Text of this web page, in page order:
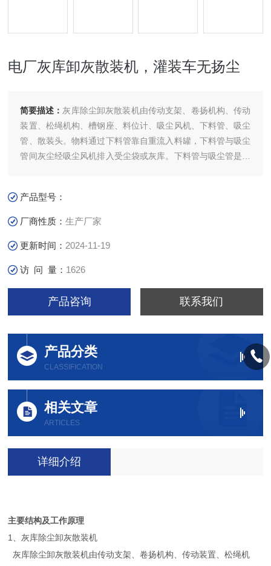
电厂灰库卸灰散装机，灌装车无扬尘
简要描述： 灰库除尘卸灰散装机由传动支架、卷扬机构、传动
装置、松绳机构、槽钢座、料位计、吸尘风机、下料管、吸尘
管、散装头。物料通过下料管靠自重流入料罐，下料管与吸尘
管间灰尘经吸尘风机排入受尘袋或灰库。下料管与吸尘管是可
散装机，灌装车无扬尘
产品型号：
厂商性质：生产厂家
更新时间： 2024-11-19
访 问 量： 1626
产品咨询 联系我们
产品分类
CLASSIFICATION
相关文章
ARTICLES
详细介绍
主要结构及工作原理
1、灰库除尘卸灰散装机
灰库除尘卸灰散装机由传动支架、卷扬机构、传动装置、松绳机